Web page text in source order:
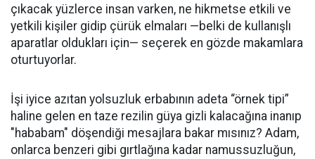
çıkacak yüzlerce insan varken, ne hikmetse etkili ve
yetkili kişiler gidip çürük elmaları —belki de kullanışlı
aparatlar oldukları için— seçerek en gözde makamlara
oturtuyorlar.
İşi iyice azıtan yolsuzluk erbabının adeta “örnek tipi”
haline gelen en taze rezilin güya gizli kalacağına inanıp
"hababam" döşendiği mesajlara bakar mısınız? Adam,
onlarca benzeri gibi gırtlağına kadar namussuzluğun,